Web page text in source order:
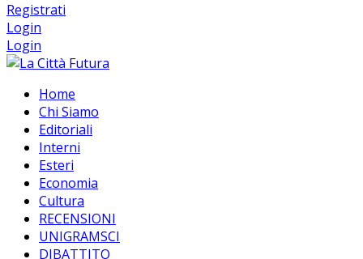
Registrati
Login
Login
Home
Chi Siamo
Editoriali
Interni
Esteri
Economia
Cultura
RECENSIONI
UNIGRAMSCI
DIBATTITO